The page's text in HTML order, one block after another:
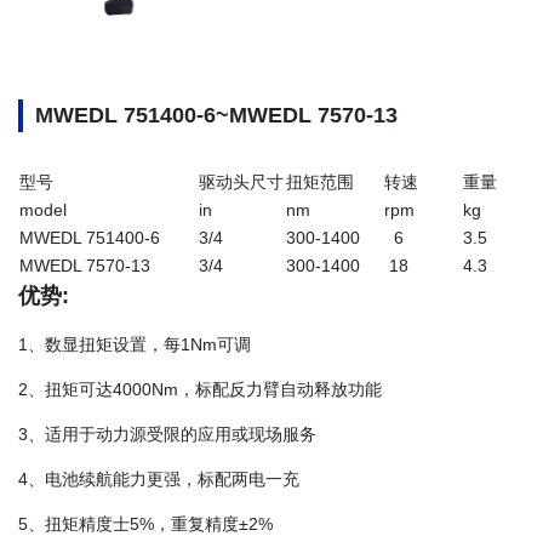
MWEDL 751400-6~MWEDL 7570-13
型号 驱动头尺寸扭矩范围 转速
重量
model
in nm rpm
kg
MWEDL 751400-6
3/4 300-1400 6
3.5
MWEDL 7570-13
3/4 300-1400 18 4.3
优势:
1、数显扭矩设置，每1Nm可调
2、扭矩可达4000Nm，标配反力臂自动释放功能
3、适用于动力源受限的应用或现场服务
4、电池续航能力更强，标配两电一充
5、扭矩精度士5%，重复精度±2%